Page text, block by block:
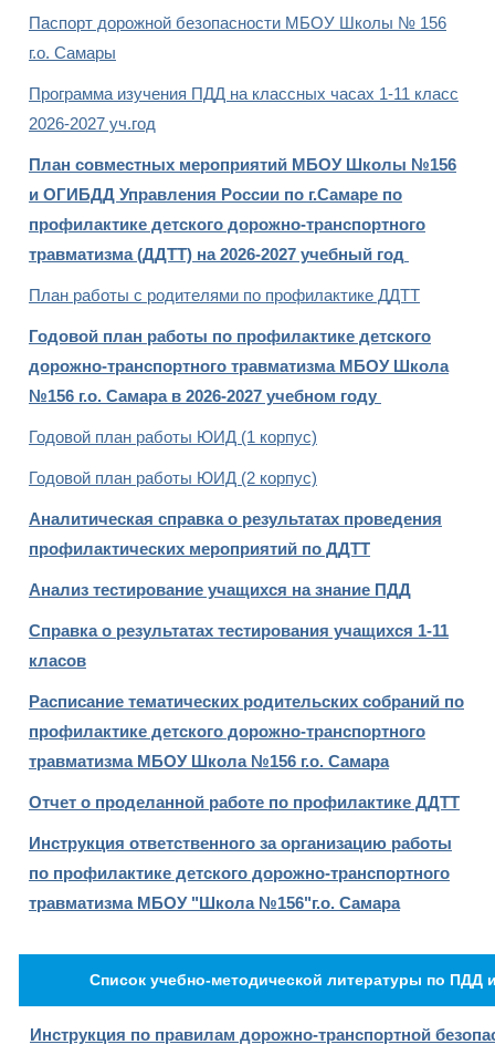
Паспорт дорожной безопасности МБОУ Школы № 156
г.о. Самары
Программа изучения ПДД на классных часах 1-11 класс
2026-2027 уч.год
План совместных мероприятий МБОУ Школы №156
и ОГИБДД Управления России по г.Самаре по
профилактике детского дорожно-транспортного
травматизма (ДДТТ) на 2026-2027 учебный год
План работы с родителями по профилактике ДДТТ
Годовой план работы по профилактике детского
дорожно-транспортного травматизма МБОУ Школа
№156 г.о. Самара в 2026-2027 учебном году
Годовой план работы ЮИД (1 корпус)
Годовой план работы ЮИД (2 корпус)
Аналитическая справка о результатах проведения
профилактических мероприятий по ДДТТ
Анализ тестирование учащихся на знание ПДД
Справка о результатах тестирования учащихся 1-11
класов
Расписание тематических родительских собраний по
профилактике детского дорожно-транспортного
травматизма МБОУ Школа №156 г.о. Самара
Отчет о проделанной работе по профилактике ДДТТ
Инструкция ответственного за организацию работы
по профилактике детского дорожно-транспортного
травматизма МБОУ "Школа №156"г.о. Самара
Список учебно-методической литературы по ПДД
Инструкция по правилам дорожно-транспортной